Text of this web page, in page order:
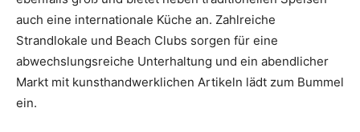
auch eine internationale Küche an. Zahlreiche
Strandlokale und Beach Clubs sorgen für eine
abwechslungsreiche Unterhaltung und ein abendlicher
Markt mit kunsthandwerklichen Artikeln lädt zum Bummel
ein.